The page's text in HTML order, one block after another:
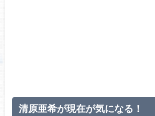
清原亜希が現在が気になる！